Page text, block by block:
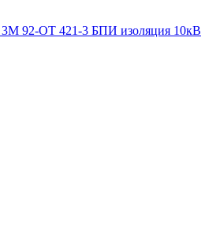
3M 92-ОТ 421-3 БПИ изоляция 10кВ